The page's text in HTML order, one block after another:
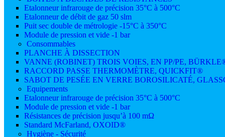
Etalonneur infrarouge de précision 35°C à 500°C
Etalonneur de débit de gaz 50 slm
Puit sec double de métrologie -15°C à 350°C
Module de pression et vide -1 bar
Consommables
PLANCHE À DISSECTION
VANNE (ROBINET) TROIS VOIES, EN PP/PE,
RACCORD PASSE THERMOMÈTRE, QUICKFIT®
SABOT DE PESÉE EN VERRE BOROSILICATÉ,
Equipements
Etalonneur infrarouge de précision 35°C à 500°C
Module de pression et vide -1 bar
Résistances de précision jusqu’à 100 mΩ
Standard McFarland, OXOID®
Hygiène - Sécurité